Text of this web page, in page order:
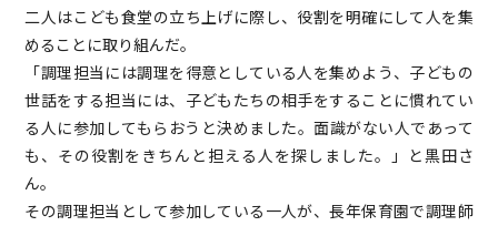
二人はこども食堂の立ち上げに際し、役割を明確にして人を集
めることに取り組んだ。
「調理担当には調理を得意としている人を集めよう、子どもの
世話をする担当には、子どもたちの相手をすることに慣れてい
る人に参加してもらおうと決めました。面識がない人であって
も、その役割をきちんと担える人を探しました。」と黒田さ
ん。
その調理担当として参加している一人が、長年保育園で調理師